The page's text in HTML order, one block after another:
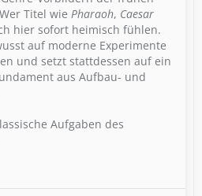
Titel wie Pharaoh, Caesar
hier sofort heimisch fühlen.
auf moderne Experimente
und setzt stattdessen auf ein
aus Aufbau- und
Aufgaben des